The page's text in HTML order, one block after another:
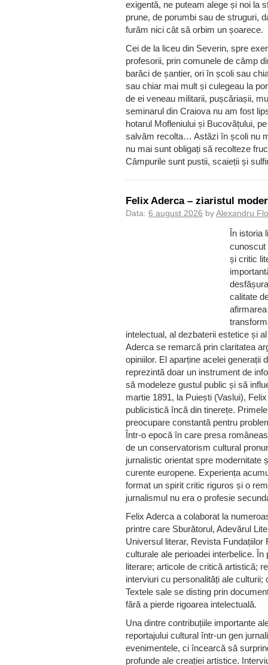
exigentă, ne puteam alege și noi la
prune, de porumbi sau de struguri,
furăm nici cât să orbim un șoarece.
Cei de la liceu din Severin, spre
profesorii, prin comunele de câmp
barăci de șantier, ori în școli sau
sau chiar mai mult și culegeau la
de ei veneau militarii, pușcăriașii,
seminarul din Craiova nu am fost
hotarul Mofleniului și Bucovățului,
salvăm recolta… Astăzi în școli nu
nu mai sunt obligați să recolteze
Câmpurile sunt pustii, scaieții și
Felix Aderca – ziaristul
Data: 6 august 2026 byAlexandru
În istoria
cunoscut
și critic
calitate
intelectual, al dezbaterii estetice și
Aderca se remarcă prin claritatea
opiniilor. El aparține acelei generații
reprezintă doar un instrument de
să modeleze gustul public și să
martie 1891, la Puiești (Vaslui),
publicistică încă din tinerețe.
preocupare constantă pentru
Într-o epocă în care presa
de un conservatorism cultural
jurnalistic orientat spre modernitate
curente europene. Experiența
format un spirit critic riguros și o
jurnalismul nu era o profesie
Felix Aderca a colaborat la
printre care Sburătorul, Adevărul
Universul literar, Revista
culturale ale perioadei interbelice.
literare; articole de critică artistică;
interviuri cu personalități ale
Textele sale se disting prin
fără a pierde rigoarea intelectuală.
Una dintre contribuțiile importante
reportajului cultural într-un gen
evenimentele, ci încearcă să
profunde ale creației artistice.